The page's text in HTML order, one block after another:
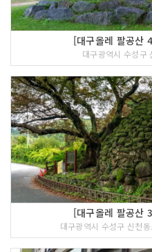
[대구올레 팔공산
대구광역시 수성
[대구올레 팔공산
대구광역시 수성구 신천